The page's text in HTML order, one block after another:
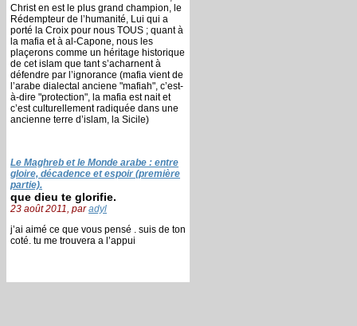
Christ en est le plus grand champion, le
Rédempteur de l’humanité, Lui qui a
porté la Croix pour nous TOUS ; quant à
la mafia et à al-Capone, nous les
plaçerons comme un héritage historique
de cet islam que tant s’acharnent à
défendre par l’ignorance (mafia vient de
l’arabe dialectal anciene "mafiah", c’est-
à-dire "protection", la mafia est nait et
c’est culturellement radiquée dans une
ancienne terre d’islam, la Sicile)
Le Maghreb et le Monde arabe : entre
gloire, décadence et espoir (première
partie).
que dieu te glorifie.
23 août 2011, paradyl
j’ai aimé ce que vous pensé . suis de ton
coté. tu me trouvera a l’appui